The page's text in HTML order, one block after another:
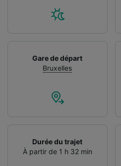
Gare de départ
Bruxelles
Durée du trajet
À partir de 1 h 32 min